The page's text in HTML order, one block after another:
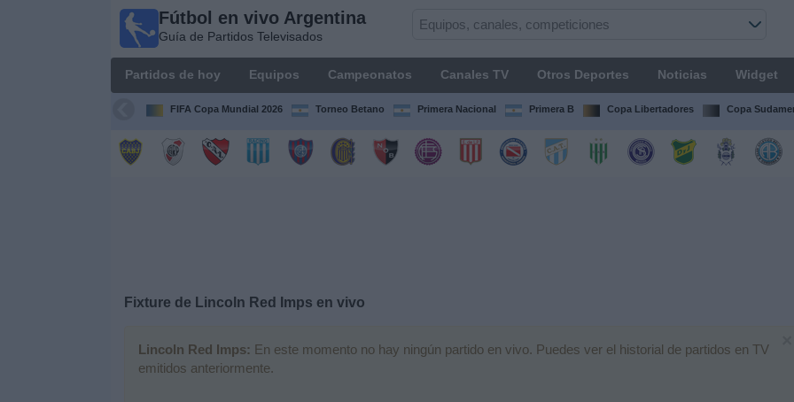
Fútbol en vivo Argentina
Guía de Partidos Televisados
Partidos de hoy Equipos Campeonatos Canales TV Otros Deportes Noticias Widget
FIFA Copa Mundial 2026 Torneo Betano Primera Nacional Primera B Copa Libertadores Copa
Fixture de Lincoln Red Imps en vivo
Lincoln Red Imps: En este momento no hay ningún partido en vivo. Puedes ver el historial de partidos en TV
emitidos anteriormente.
Fútbol en
Argentina